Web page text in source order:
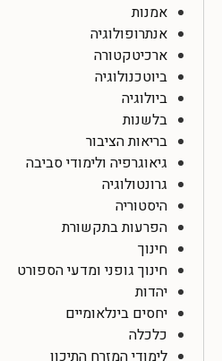
אמנות
אנתרופולוגיה
ארכיטקטורה
ביוטכנולוגיה
ביולוגיה
בלשנות
בריאות הציבור
גיאוגרפיה ולימודי סביבה
גרונטולוגיה
היסטוריה
הפרעות בתקשורת
חינוך
חינוך גופני ומדעי הספורט
יהדות
יחסים בינלאומיים
כלכלה
לימודי המזרח התיכון